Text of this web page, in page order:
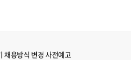
채용방식 변경 사전예고